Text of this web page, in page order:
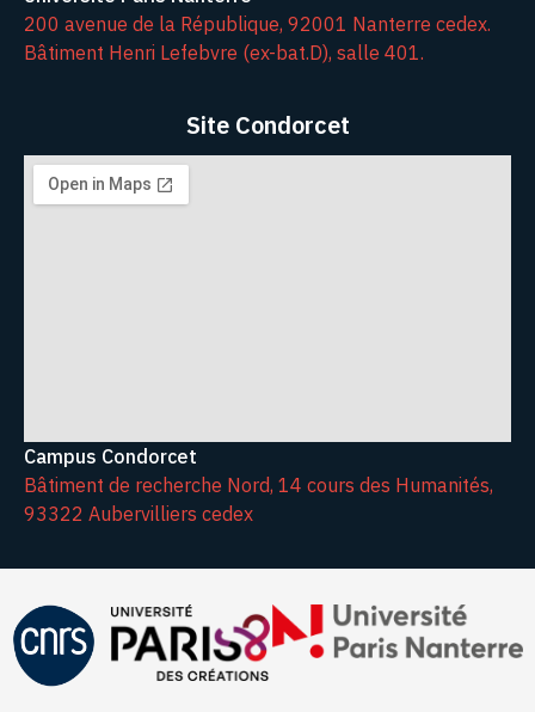
200 avenue de la République, 92001 Nanterre cedex.
Bâtiment Henri Lefebvre (ex-bat.D), salle 401.
Site Condorcet
Campus Condorcet
Bâtiment de recherche Nord, 14 cours des Humanités,
93322 Aubervilliers cedex